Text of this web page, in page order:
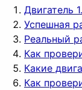
Двигатель
Успешная
Реальный
Как
Какие
Как